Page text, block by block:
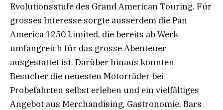
Evolutionsstufe des Grand American Touring. Für
grosses Interesse sorgte ausserdem die Pan
America 1250 Limited, die bereits ab Werk
umfangreich für das grosse Abenteuer
ausgestattet ist. Darüber hinaus konnten
Besucher die neuesten Motorräder bei
Probefahrten selbst erleben und ein vielfältiges
Angebot aus Merchandising, Gastronomie, Bars